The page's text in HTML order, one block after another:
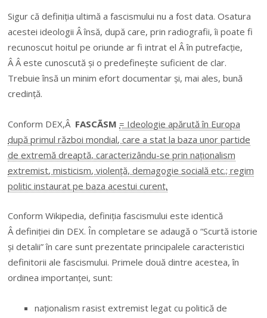
Sigur că definiția ultimă a fascismului nu a fost data. Osatura
acestei ideologii Â însă, după care, prin radiografii, îi poate fi
recunoscut hoitul pe oriunde ar fi intrat el Â în putrefacție,
Â Â este cunoscută și o predefinește suficient de clar.
Trebuie însă un minim efort documentar și, mai ales, bună
credință.
Conform DEX,Â FASCÃSM = Ideologie apărută în Europa
după primul război mondial, care a stat la baza unor partide
de extremă dreaptă, caracterizându-se prin naționalism
extremist, misticism, violență, demagogie socială etc.; regim
politic instaurat pe baza acestui curent.
Conform Wikipedia, definiția fascismului este identică
Â definiției din DEX. În completare se adaugă o “Scurtă istorie
și detalii” în care sunt prezentate principalele caracteristici
definitorii ale fascismului. Primele două dintre acestea, în
ordinea importanței, sunt:
naționalism rasist extremist legat cu politică de